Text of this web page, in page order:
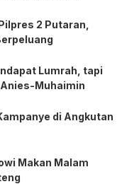
2 Putaran,
Lumrah, tapi
Muhaimin
di Angkutan
Makan Malam